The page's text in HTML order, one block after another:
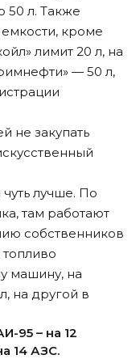
50 л. Также
кроме
лимит 20 л, на
— 50 л,
не закупать
лучше. По
там работают
собственников
машину, на
на другой в
95 – на 12
14 АЗС.